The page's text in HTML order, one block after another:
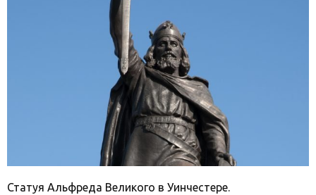
Статуя Альфреда Великого в Уинчестере.